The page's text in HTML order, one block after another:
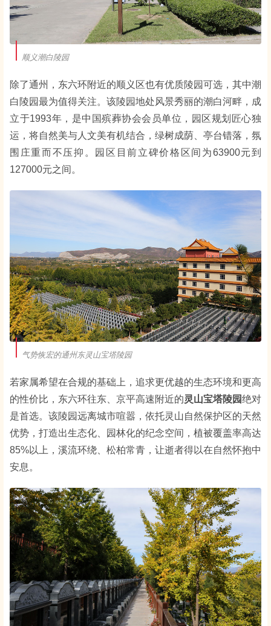
顺义潮白陵园
除了通州，东六环附近的顺义区也有优质陵园可选，其中潮
白陵园最为值得关注。该陵园地处风景秀丽的潮白河畔，成
立于1993年，是中国殡葬协会会员单位，园区规划匠心独
运，将自然美与人文美有机结合，绿树成荫、亭台错落，氛
围庄重而不压抑。园区目前立碑价格区间为63900元到
127000元之间。
气势恢宏的通州东灵山宝塔陵园
若家属希望在合规的基础上，追求更优越的生态环境和更高
的性价比，东六环往东、京平高速附近的灵山宝塔陵园绝对
是首选。该陵园远离城市喧嚣，依托灵山自然保护区的天然
优势，打造出生态化、园林化的纪念空间，植被覆盖率高达
85%以上，溪流环绕、松柏常青，让逝者得以在自然怀抱中
安息。